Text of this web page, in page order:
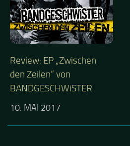
Review: EP „Zwischen
den Zeilen“ von
BANDGESCHWiSTER
10. MAI 2017